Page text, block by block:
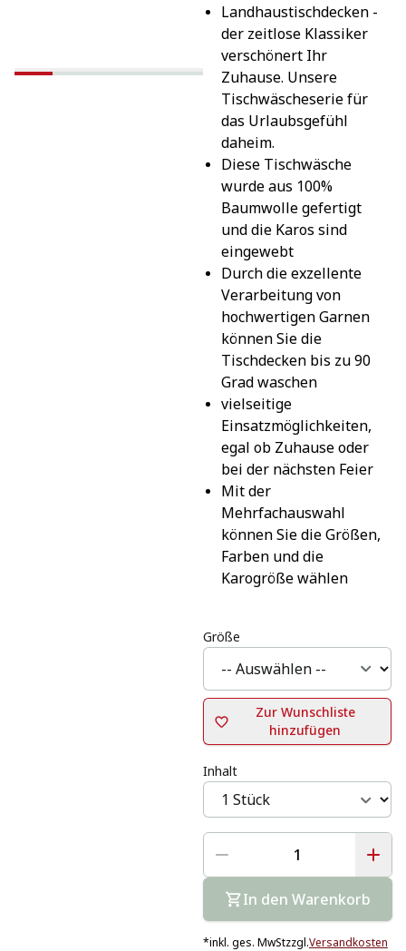
Landhaustischdecken -
der zeitlose Klassiker
verschönert Ihr
Zuhause. Unsere
Tischwäscheserie für
das Urlaubsgefühl
daheim.
Diese Tischwäsche
wurde aus 100%
Baumwolle gefertigt
und die Karos sind
eingewebt
Durch die exzellente
Verarbeitung von
hochwertigen Garnen
können Sie die
Tischdecken bis zu 90
Grad waschen
vielseitige
Einsatzmöglichkeiten,
egal ob Zuhause oder
bei der nächsten Feier
Mit der
Mehrfachauswahl
können Sie die Größen,
Farben und die
Karogröße wählen
Größe
Zur Wunschliste
hinzufügen
Inhalt
In den Warenkorb
*inkl. ges. MwStzzgl.Versandkosten